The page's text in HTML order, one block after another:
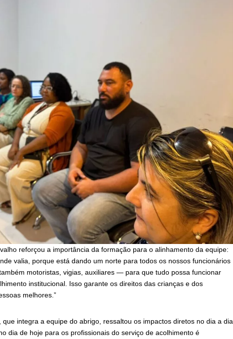
reforçou a importância da formação para o alinhamento da equipe:
valia, porque está dando um norte para todos os nossos funcionários
motoristas, vigias, auxiliares — para que tudo possa funcionar
institucional. Isso garante os direitos das crianças e dos
melhores.”
integra a equipe do abrigo, ressaltou os impactos diretos no dia a dia
dia de hoje para os profissionais do serviço de acolhimento é